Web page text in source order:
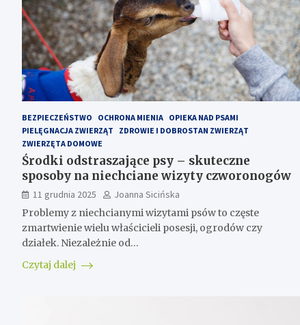
BEZPIECZEŃSTWO OCHRONA MIENIA OPIEKA NAD PSAMI
PIELĘGNACJA ZWIERZĄT
ZDROWIE I DOBROSTAN ZWIERZĄT
ZWIERZĘTA DOMOWE
Środki odstraszające psy – skuteczne
sposoby na niechciane wizyty czworonogów
11 grudnia 2025
Joanna Sicińska
Problemy z niechcianymi wizytami psów to częste
zmartwienie wielu właścicieli posesji, ogrodów czy
działek. Niezależnie od…
Czytaj dalej